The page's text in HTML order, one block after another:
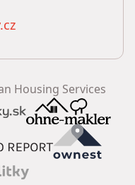
Housing Services